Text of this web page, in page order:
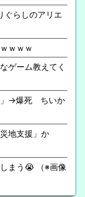
ぐらしのアリエ
ｗｗｗ
ゲーム教えてく
」→爆死 ちいか
災地支援」か
まう😭 （※画像